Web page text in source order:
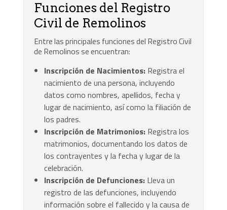
Funciones del Registro
Civil de Remolinos
Entre las principales funciones del Registro Civil
de Remolinos se encuentran:
Inscripción de Nacimientos: Registra el
nacimiento de una persona, incluyendo
datos como nombres, apellidos, fecha y
lugar de nacimiento, así como la filiación de
los padres.
Inscripción de Matrimonios: Registra los
matrimonios, documentando los datos de
los contrayentes y la fecha y lugar de la
celebración.
Inscripción de Defunciones: Lleva un
registro de las defunciones, incluyendo
información sobre el fallecido y la causa de